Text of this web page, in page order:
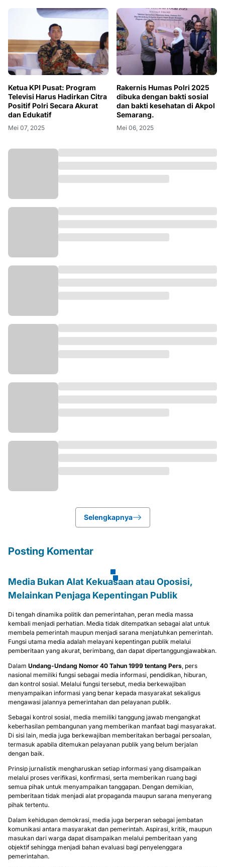
Ketua KPI Pusat: Program
Televisi Harus Hadirkan Citra
Positif Polri Secara Akurat
dan Edukatif
Mei 07, 2025
Rakernis Humas Polri 2025
dibuka dengan bakti sosial
dan bakti kesehatan di Akpol
Semarang.
Mei 06, 2025
Selengkapnya
Posting Komentar
Media Bukan Alat Kekuasaan atau Oposisi,
Melainkan Penjaga Kepentingan Publik
Di tengah dinamika politik dan pemerintahan, peran media massa
kembali menjadi perhatian. Media tidak ditempatkan sebagai alat untuk
membela pemerintah maupun menjadi sarana menjatuhkan pemerintah.
Fungsi utama media adalah melayani kepentingan publik melalui
pemberitaan yang akurat, berimbang, dan dapat dipertanggungjawabkan.
Dalam Undang-Undang Nomor 40 Tahun 1999 tentang Pers, pers
nasional memiliki fungsi sebagai media informasi, pendidikan, hiburan,
dan kontrol sosial. Melalui fungsi tersebut, media berkewajiban
menyampaikan informasi yang benar kepada masyarakat sekaligus
mengawasi jalannya pemerintahan dan pelayanan publik.
Sebagai kontrol sosial, media memiliki tanggung jawab mengangkat
keberhasilan pembangunan yang memberikan manfaat bagi masyarakat.
Di sisi lain, media juga berkewajiban memberitakan berbagai persoalan,
termasuk apabila ditemukan pelayanan publik yang belum berjalan
dengan baik.
Prinsip jurnalistik mengharuskan setiap informasi yang disampaikan
melalui proses verifikasi, konfirmasi, serta memberikan ruang bagi
semua pihak untuk menyampaikan tanggapan. Dengan demikian,
pemberitaan tidak menjadi alat propaganda maupun sarana menyerang
pihak tertentu.
Dalam kehidupan demokrasi, media juga berperan sebagai jembatan
komunikasi antara masyarakat dan pemerintah. Aspirasi, kritik, maupun
masukan dari warga dapat disampaikan melalui pemberitaan yang
objektif sehingga menjadi bahan evaluasi bagi penyelenggara
pemerintahan.